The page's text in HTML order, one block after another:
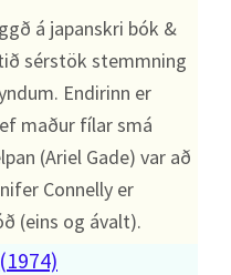
á japanskri bók &
sérstök stemmning
Endirinn er
maður fílar smá
(Ariel Gade) var að
Connelly er
(eins og ávalt).